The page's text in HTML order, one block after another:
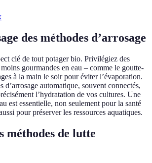
des méthodes d’arrosage
clé de tout potager bio. Privilégiez des
moins gourmandes en eau – comme le goutte-
à la main le soir pour éviter l’évaporation.
d’arrosage automatique, souvent connectés,
l’hydratation de vos cultures. Une
est essentielle, non seulement pour la santé
pour préserver les ressources aquatiques.
méthodes de lutte